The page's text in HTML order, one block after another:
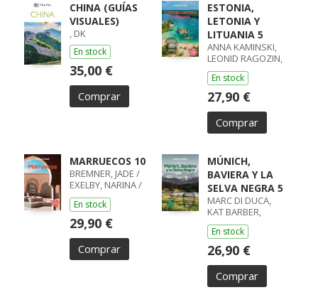
CHINA (GUÍAS
VISUALES)
, DK
En stock
35,00 €
Comprar
ESTONIA,
LETONIA Y
LITUANIA 5
ANNA KAMINSKI,
LEONID RAGOZIN,
ANGELO ZINNA
En stock
27,90 €
Comprar
MARRUECOS 10
BREMNER, JADE /
EXELBY, NARINA /
GILBERT, SARAH /
RANGER, HELEN /
STEVENS, TARA
En stock
29,90 €
Comprar
MÚNICH,
BAVIERA Y LA
SELVA NEGRA 5
MARC DI DUCA,
KAT BARBER,
ANTHONY HAM,
KERRY
En stock
26,90 €
Comprar